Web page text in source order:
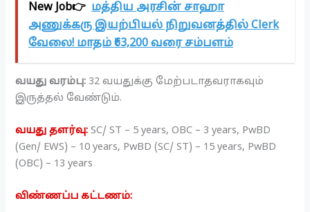
New Job👉 மத்திய அரசின் சாஹா
அணுக்கரு இயற்பியல் நிறுவனத்தில் Clerk
வேலை! மாதம் ₹63,200 வரை சம்பளம்
வயது வரம்பு: 32 வயதுக்கு மேற்படாதவராகவும்
இருத்தல் வேண்டும்.
வயது தளர்வு: SC/ ST – 5 years, OBC – 3 years, PwBD
(Gen/ EWS) – 10 years, PwBD (SC/ ST) – 15 years, PwBD
(OBC) – 13 years
விண்ணப்ப கட்டணம்: